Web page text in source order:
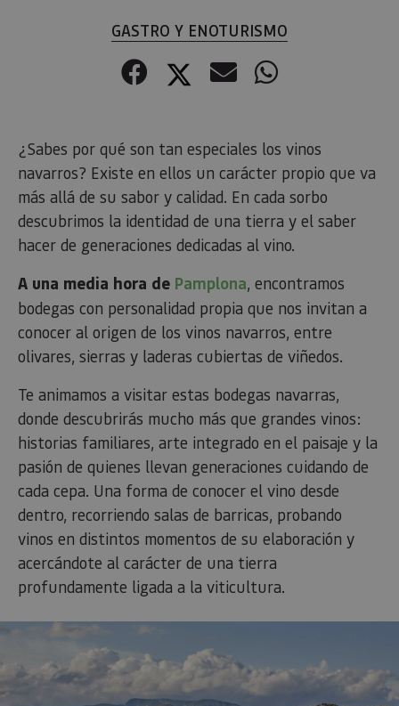
GASTRO Y ENOTURISMO
Facebook
Twitter
CorreoWhatsApp
¿Sabes por qué son tan especiales los vinos
navarros? Existe en ellos un carácter propio que va
más allá de su sabor y calidad. En cada sorbo
descubrimos la identidad de una tierra y el saber
hacer de generaciones dedicadas al vino.
A una media hora de Pamplona, encontramos
bodegas con personalidad propia que nos invitan a
conocer al origen de los vinos navarros, entre
olivares, sierras y laderas cubiertas de viñedos.
Te animamos a visitar estas bodegas navarras,
donde descubrirás mucho más que grandes vinos:
historias familiares, arte integrado en el paisaje y la
pasión de quienes llevan generaciones cuidando de
cada cepa. Una forma de conocer el vino desde
dentro, recorriendo salas de barricas, probando
vinos en distintos momentos de su elaboración y
acercándote al carácter de una tierra
profundamente ligada a la viticultura.